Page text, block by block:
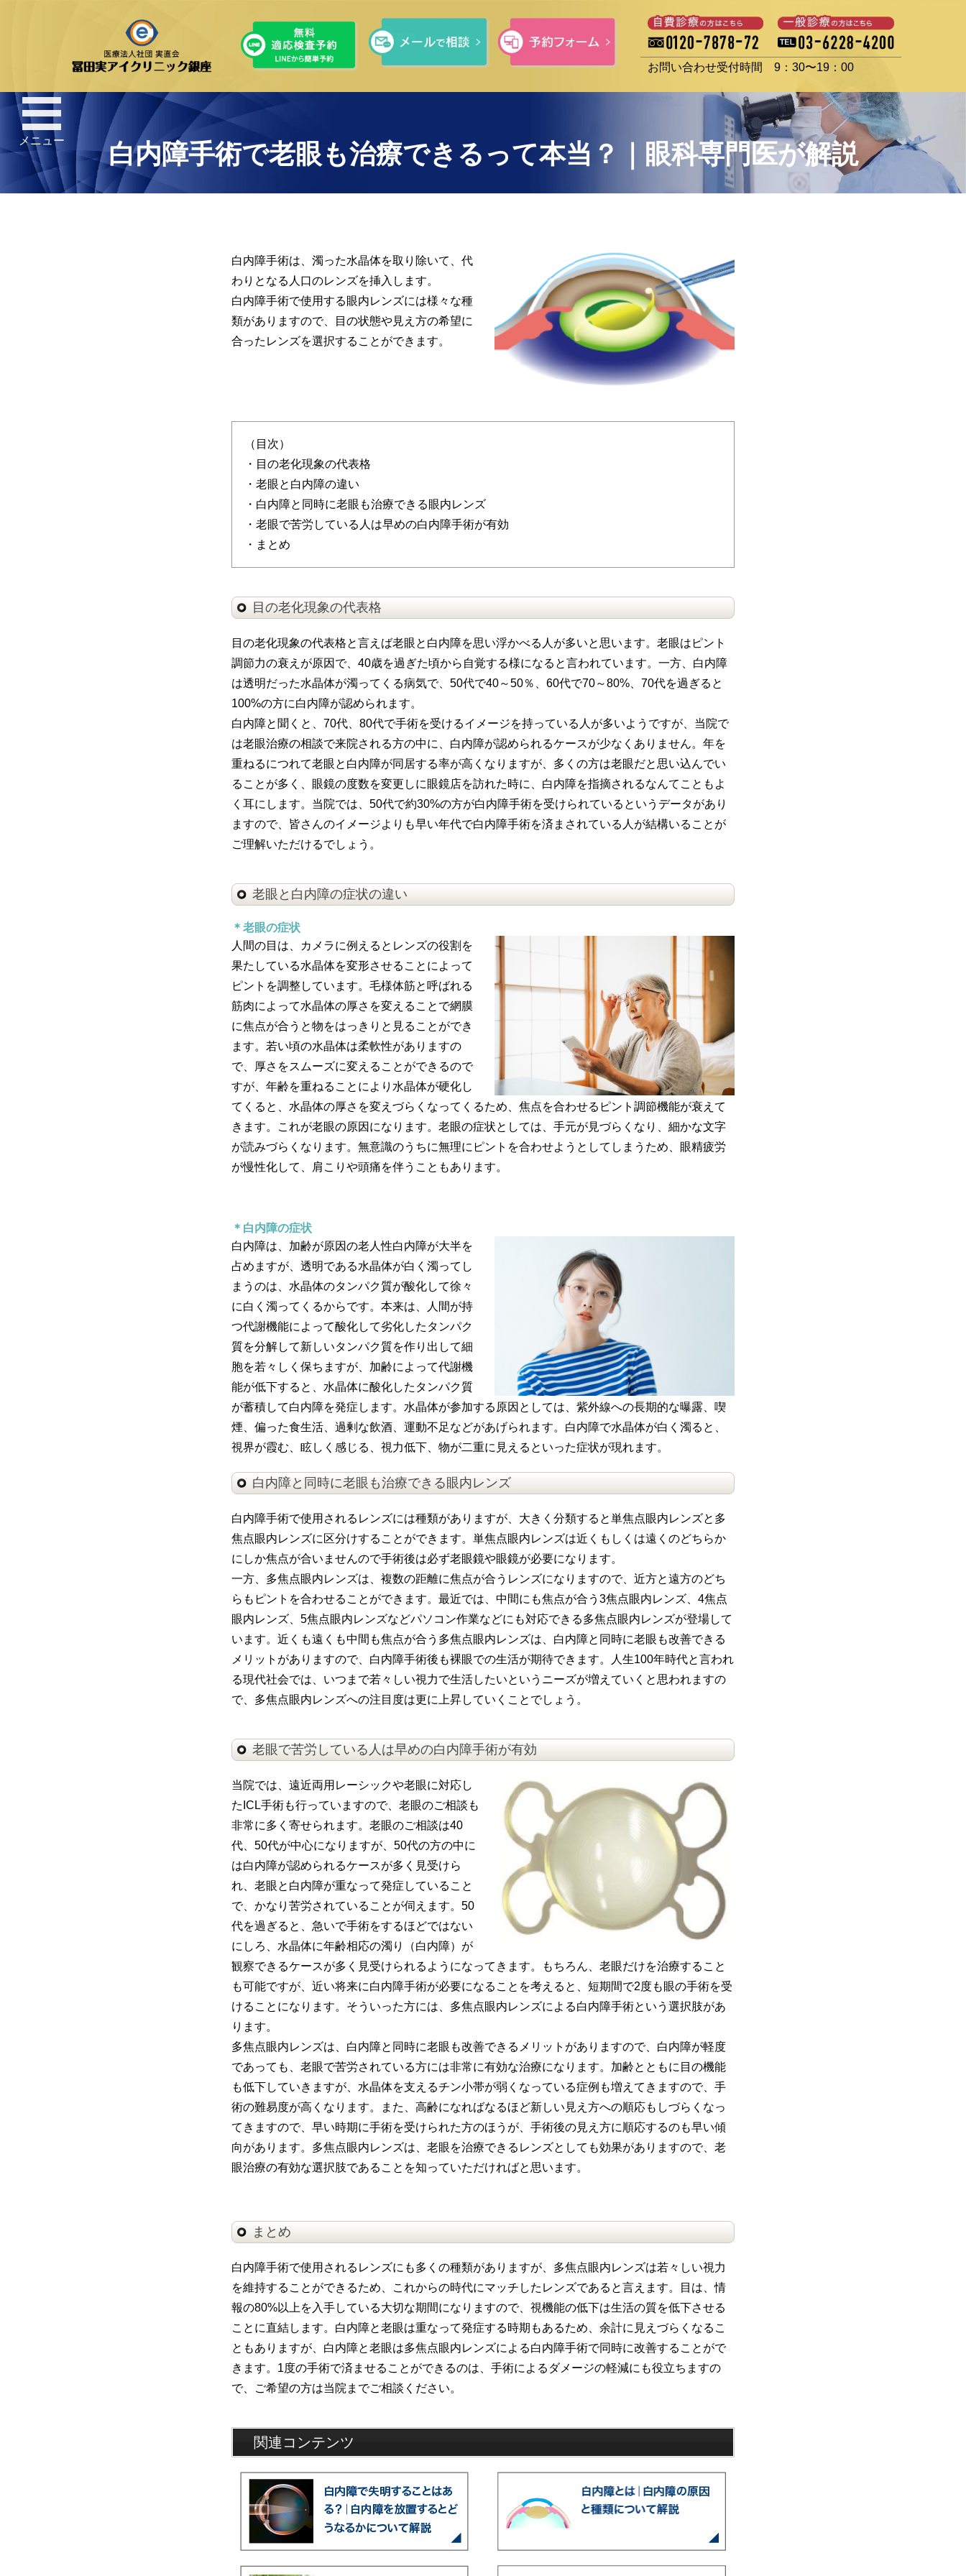
お問い合わせ受付時間 9：30〜19：00
メニュー 白内障手術で老眼も治療できるって本当？｜眼科専門医が解説
白内障手術は、濁った水晶体を取り除いて、代
わりとなる人口のレンズを挿入します。
白内障手術で使用する眼内レンズには様々な種
類がありますので、目の状態や見え方の希望に
合ったレンズを選択することができます。
（目次）
・目の老化現象の代表格
・老眼と白内障の違い
・白内障と同時に老眼も治療できる眼内レンズ
・老眼で苦労している人は早めの白内障手術が有効
・まとめ
目の老化現象の代表格
目の老化現象の代表格と言えば老眼と白内障を思い浮かべる人が多いと思います。老眼はピント
調節力の衰えが原因で、40歳を過ぎた頃から自覚する様になると言われています。一方、白内障
は透明だった水晶体が濁ってくる病気で、50代で40～50％、60代で70～80%、70代を過ぎると
100%の方に白内障が認められます。
白内障と聞くと、70代、80代で手術を受けるイメージを持っている人が多いようですが、当院で
は老眼治療の相談で来院される方の中に、白内障が認められるケースが少なくありません。年を
重ねるにつれて老眼と白内障が同居する率が高くなりますが、多くの方は老眼だと思い込んでい
ることが多く、眼鏡の度数を変更しに眼鏡店を訪れた時に、白内障を指摘されるなんてこともよ
く耳にします。当院では、50代で約30%の方が白内障手術を受けられているというデータがあり
ますので、皆さんのイメージよりも早い年代で白内障手術を済まされている人が結構いることが
ご理解いただけるでしょう。
老眼と白内障の症状の違い
＊老眼の症状
人間の目は、カメラに例えるとレンズの役割を
果たしている水晶体を変形させることによって
ピントを調整しています。毛様体筋と呼ばれる
筋肉によって水晶体の厚さを変えることで網膜
に焦点が合うと物をはっきりと見ることができ
ます。若い頃の水晶体は柔軟性がありますの
で、厚さをスムーズに変えることができるので
すが、年齢を重ねることにより水晶体が硬化し
てくると、水晶体の厚さを変えづらくなってくるため、焦点を合わせるピント調節機能が衰えて
きます。これが老眼の原因になります。老眼の症状としては、手元が見づらくなり、細かな文字
が読みづらくなります。無意識のうちに無理にピントを合わせようとしてしまうため、眼精疲労
が慢性化して、肩こりや頭痛を伴うこともあります。
＊白内障の症状
白内障は、加齢が原因の老人性白内障が大半を
占めますが、透明である水晶体が白く濁ってし
まうのは、水晶体のタンパク質が酸化して徐々
に白く濁ってくるからです。本来は、人間が持
つ代謝機能によって酸化して劣化したタンパク
質を分解して新しいタンパク質を作り出して細
胞を若々しく保ちますが、加齢によって代謝機
能が低下すると、水晶体に酸化したタンパク質
が蓄積して白内障を発症します。水晶体が参加する原因としては、紫外線への長期的な曝露、喫
煙、偏った食生活、過剰な飲酒、運動不足などがあげられます。白内障で水晶体が白く濁ると、
視界が霞む、眩しく感じる、視力低下、物が二重に見えるといった症状が現れます。
白内障と同時に老眼も治療できる眼内レンズ
白内障手術で使用されるレンズには種類がありますが、大きく分類すると単焦点眼内レンズと多
焦点眼内レンズに区分けすることができます。単焦点眼内レンズは近くもしくは遠くのどちらか
にしか焦点が合いませんので手術後は必ず老眼鏡や眼鏡が必要になります。
一方、多焦点眼内レンズは、複数の距離に焦点が合うレンズになりますので、近方と遠方のどち
らもピントを合わせることができます。最近では、中間にも焦点が合う3焦点眼内レンズ、4焦点
眼内レンズ、5焦点眼内レンズなどパソコン作業などにも対応できる多焦点眼内レンズが登場して
います。近くも遠くも中間も焦点が合う多焦点眼内レンズは、白内障と同時に老眼も改善できる
メリットがありますので、白内障手術後も裸眼での生活が期待できます。人生100年時代と言われ
る現代社会では、いつまで若々しい視力で生活したいというニーズが増えていくと思われますの
で、多焦点眼内レンズへの注目度は更に上昇していくことでしょう。
老眼で苦労している人は早めの白内障手術が有効
当院では、遠近両用レーシックや老眼に対応し
たICL手術も行っていますので、老眼のご相談も
非常に多く寄せられます。老眼のご相談は40
代、50代が中心になりますが、50代の方の中に
は白内障が認められるケースが多く見受けら
れ、老眼と白内障が重なって発症していること
で、かなり苦労されていることが伺えます。50
代を過ぎると、急いで手術をするほどではない
にしろ、水晶体に年齢相応の濁り（白内障）が
観察できるケースが多く見受けられるようになってきます。もちろん、老眼だけを治療すること
も可能ですが、近い将来に白内障手術が必要になることを考えると、短期間で2度も眼の手術を受
けることになります。そういった方には、多焦点眼内レンズによる白内障手術という選択肢があ
ります。
多焦点眼内レンズは、白内障と同時に老眼も改善できるメリットがありますので、白内障が軽度
であっても、老眼で苦労されている方には非常に有効な治療になります。加齢とともに目の機能
も低下していきますが、水晶体を支えるチン小帯が弱くなっている症例も増えてきますので、手
術の難易度が高くなります。また、高齢になればなるほど新しい見え方への順応もしづらくなっ
てきますので、早い時期に手術を受けられた方のほうが、手術後の見え方に順応するのも早い傾
向があります。多焦点眼内レンズは、老眼を治療できるレンズとしても効果がありますので、老
眼治療の有効な選択肢であることを知っていただければと思います。
まとめ
白内障手術で使用されるレンズにも多くの種類がありますが、多焦点眼内レンズは若々しい視力
を維持することができるため、これからの時代にマッチしたレンズであると言えます。目は、情
報の80%以上を入手している大切な期間になりますので、視機能の低下は生活の質を低下させる
ことに直結します。白内障と老眼は重なって発症する時期もあるため、余計に見えづらくなるこ
ともありますが、白内障と老眼は多焦点眼内レンズによる白内障手術で同時に改善することがで
きます。1度の手術で済ませることができるのは、手術によるダメージの軽減にも役立ちますの
で、ご希望の方は当院までご相談ください。
関連コンテンツ